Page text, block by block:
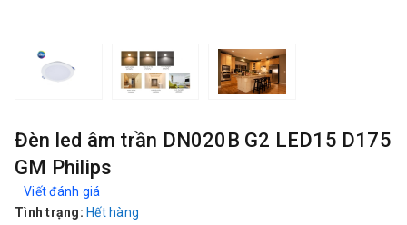
Đèn led âm trần DN020B G2 LED15 D175
GM Philips
Viết đánh giá
Tình trạng: Hết hàng